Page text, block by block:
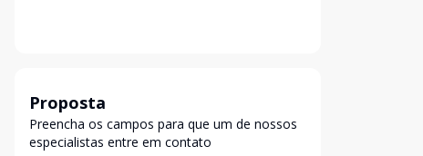
Proposta
Preencha os campos para que um de nossos
especialistas entre em contato